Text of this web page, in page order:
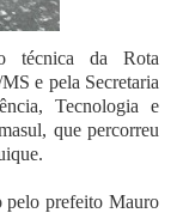
técnica da Rota
e pela Secretaria
Tecnologia e
que percorreu
pelo prefeito Mauro